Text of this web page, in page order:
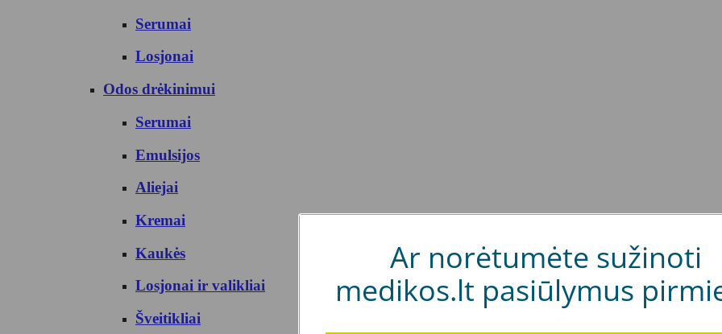
Serumai
Losjonai
Odos drėkinimui
Serumai
Emulsijos
Aliejai
Kremai
Kaukės
Losjonai ir valikliai
Šveitikliai
Ar norėtumėte sužinoti
medikos.lt pasiūlymus